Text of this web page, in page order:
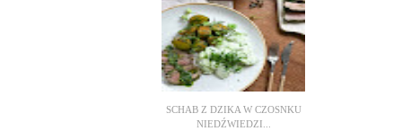
SCHAB Z DZIKA W CZOSNKU
NIEDŹWIEDZI...